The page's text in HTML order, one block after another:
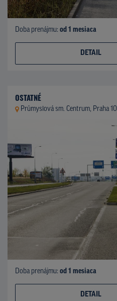
Doba prenájmu: od 1 mesiaca
DETAIL
OSTATNÉ
Průmyslová sm. Centrum, Praha 10
Doba prenájmu: od 1 mesiaca
DETAIL